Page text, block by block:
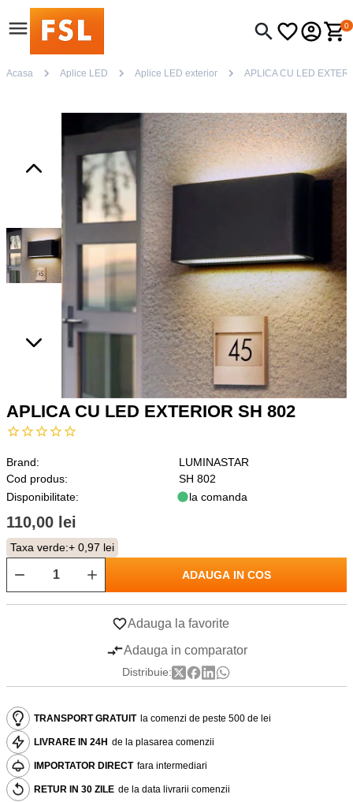
0
Acasa Aplice LED Aplice LED exterior APLICA CU LED
APLICA CU LED EXTERIOR SH 802
Brand:
LUMINASTAR
Cod produs:
SH 802
Disponibilitate:
la comanda
110,00 lei
Taxa verde:+ 0,97 lei
ADAUGA IN COS
Adauga la favorite
Adauga in comparator
Distribuie:
TRANSPORT GRATUIT la comenzi de peste 500 de lei
LIVRARE IN 24H de la plasarea comenzii
IMPORTATOR DIRECT fara intermediari
RETUR IN 30 ZILE de la data livrarii comenzii